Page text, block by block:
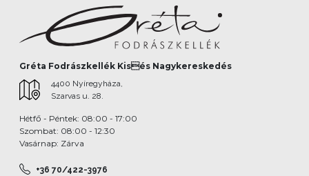
Gréta Fodrászkellék Kisés Nagykereskedés
4400 Nyíregyháza,
Szarvas u. 28.
Hétfő - Péntek: 08:00 - 17:00
Szombat: 08:00 - 12:30
Vasárnap: Zárva
+36 70/422-3976